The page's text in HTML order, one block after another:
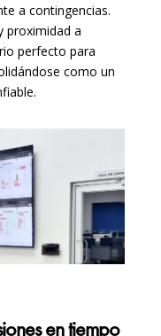
a contingencias.
proximidad a
perfecto para
como un
en tiempo